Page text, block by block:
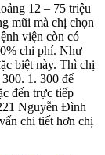
12 – 75 triệu
mũi mà chị chọn
viện còn có
chi phí. Như
biệt này. Thì chị
1. 300 để
đến trực tiếp
Nguyễn Đình
chi tiết hơn chị